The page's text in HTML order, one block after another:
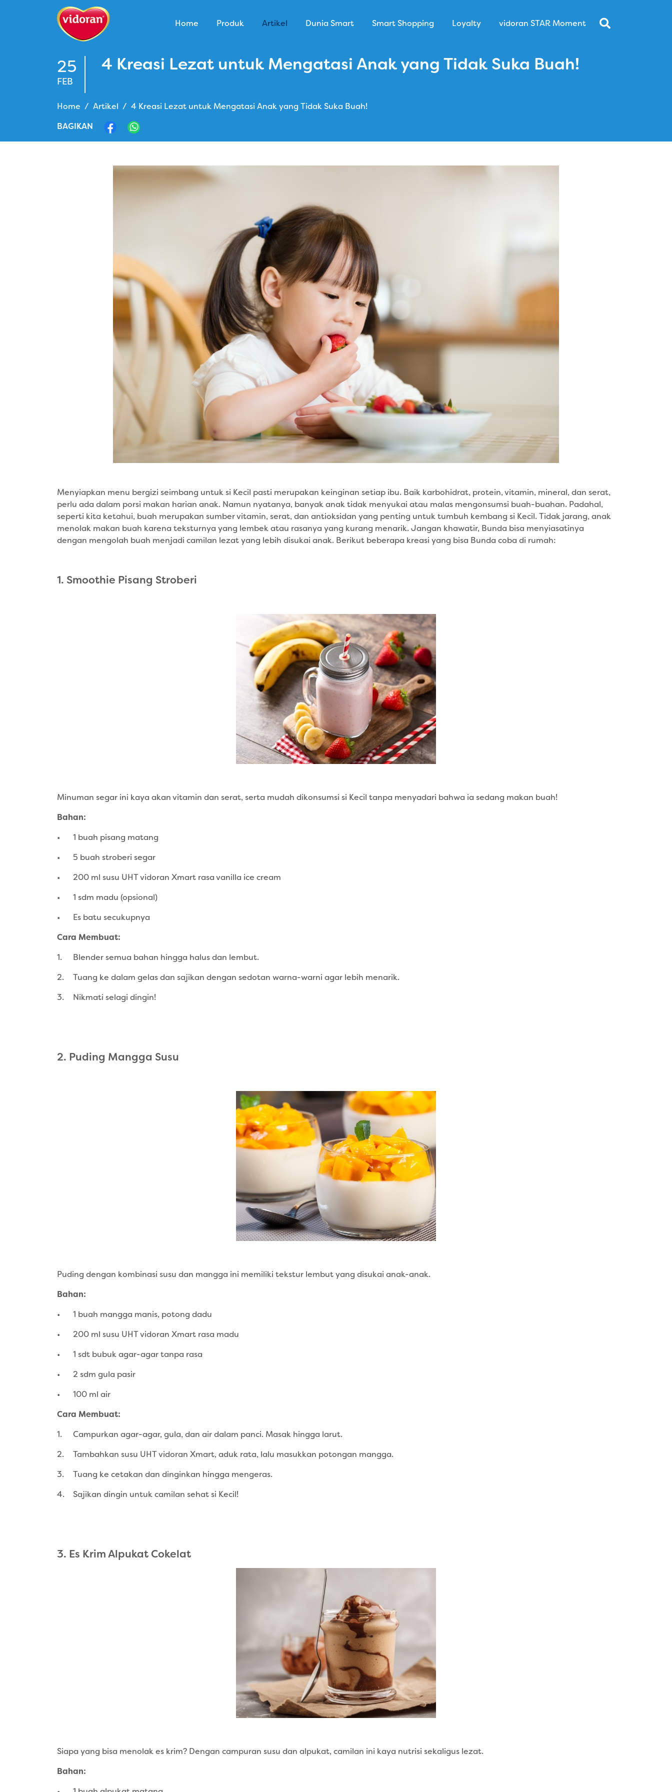
Home Produk Artikel Dunia Smart Smart Shopping Loyalty vidoran STAR Moment
25
FEB
4 Kreasi Lezat untuk Mengatasi Anak yang Tidak Suka Buah!
Home Artikel 4 Kreasi Lezat untuk Mengatasi Anak yang Tidak Suka Buah!
BAGIKAN
Menyiapkan menu bergizi seimbang untuk si Kecil pasti merupakan keinginan setiap ibu. Baik karbohidrat, protein, vitamin, mineral, dan serat,
perlu ada dalam porsi makan harian anak. Namun nyatanya, banyak anak tidak menyukai atau malas mengonsumsi buah-buahan. Padahal,
seperti kita ketahui, buah merupakan sumber vitamin, serat, dan antioksidan yang penting untuk tumbuh kembang si Kecil. Tidak jarang, anak
menolak makan buah karena teksturnya yang lembek atau rasanya yang kurang menarik. Jangan khawatir, Bunda bisa menyiasatinya
dengan mengolah buah menjadi camilan lezat yang lebih disukai anak. Berikut beberapa kreasi yang bisa Bunda coba di rumah:
1. Smoothie Pisang Stroberi
Minuman segar ini kaya akan vitamin dan serat, serta mudah dikonsumsi si Kecil tanpa menyadari bahwa ia sedang makan buah!
Bahan:
• 1 buah pisang matang
• 5 buah stroberi segar
• 200 ml susu UHT vidoran Xmart rasa vanilla ice cream
• 1 sdm madu (opsional)
• Es batu secukupnya
Cara Membuat:
1. Blender semua bahan hingga halus dan lembut.
2. Tuang ke dalam gelas dan sajikan dengan sedotan warna-warni agar lebih menarik.
3. Nikmati selagi dingin!
2. Puding Mangga Susu
Puding dengan kombinasi susu dan mangga ini memiliki tekstur lembut yang disukai anak-anak.
Bahan:
• 1 buah mangga manis, potong dadu
• 200 ml susu UHT vidoran Xmart rasa madu
• 1 sdt bubuk agar-agar tanpa rasa
• 2 sdm gula pasir
• 100 ml air
Cara Membuat:
1. Campurkan agar-agar, gula, dan air dalam panci. Masak hingga larut.
2. Tambahkan susu UHT vidoran Xmart, aduk rata, lalu masukkan potongan mangga.
3. Tuang ke cetakan dan dinginkan hingga mengeras.
4. Sajikan dingin untuk camilan sehat si Kecil!
3. Es Krim Alpukat Cokelat
Siapa yang bisa menolak es krim? Dengan campuran susu dan alpukat, camilan ini kaya nutrisi sekaligus lezat.
Bahan: